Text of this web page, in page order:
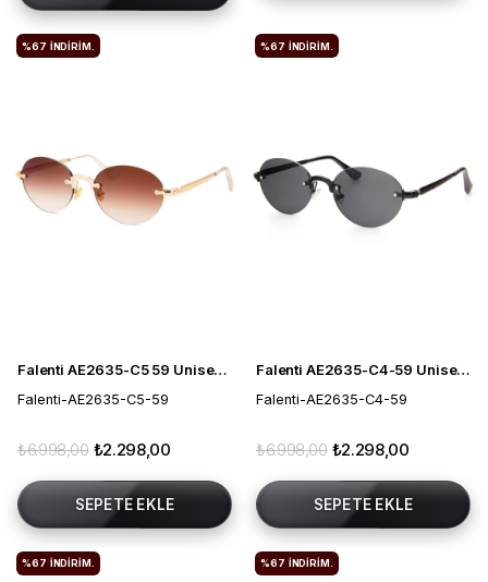
Falenti AE2635-C5 59 Unisex Güneş Gözlüğü
Falenti-AE2635-C5-59
₺2.298,00
₺6.998,00
SEPETE EKLE
%67 İNDIRIM.
Falenti AE2635-C4-59 Unisex Güneş Gözlüğü
Falenti-AE2635-C4-59
₺2.298,00
₺6.998,00
SEPETE EKLE
%67 İNDIRIM.
%67 İNDIRIM. %67 İNDIRIM.